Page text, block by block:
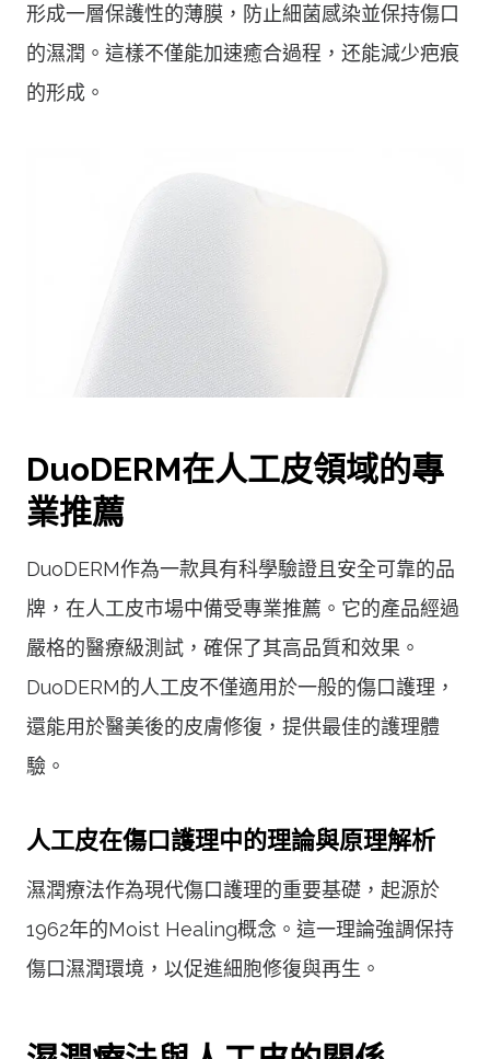
形成一層保護性的薄膜，防止細菌感染並保持傷口
的濕潤。這樣不僅能加速癒合過程，还能減少疤痕
的形成。
DuoDERM在人工皮領域的專
業推薦
DuoDERM作為一款具有科學驗證且安全可靠的品
牌，在人工皮市場中備受專業推薦。它的產品經過
嚴格的醫療級測試，確保了其高品質和效果。
DuoDERM的人工皮不僅適用於一般的傷口護理，
還能用於醫美後的皮膚修復，提供最佳的護理體
驗。
人工皮在傷口護理中的理論與原理解析
濕潤療法作為現代傷口護理的重要基礎，起源於
1962年的Moist Healing概念。這一理論強調保持
傷口濕潤環境，以促進細胞修復與再生。